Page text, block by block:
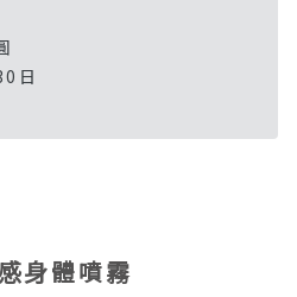
日
身體噴霧